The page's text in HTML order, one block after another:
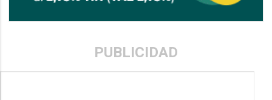
PUBLICIDAD